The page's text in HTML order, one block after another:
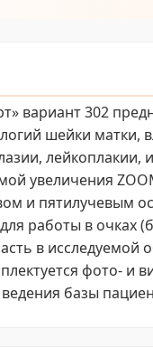
вариант 302
шейки
увеличения
и пятилучевым
работы в очках
в исследуемой
фото- и
базы